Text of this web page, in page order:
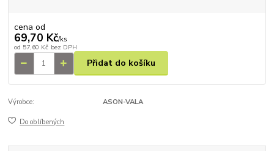
cena od
69,70 Kč/ks
od 57,60 Kč bez DPH
Přidat do košíku
Výrobce: ASON-VALA
Do oblíbených